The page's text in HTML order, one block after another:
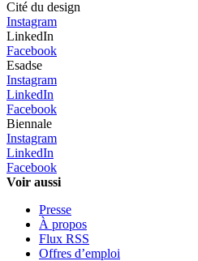
Cité du design
Instagram
LinkedIn
Facebook
Esadse
Instagram
LinkedIn
Facebook
Biennale
Instagram
LinkedIn
Facebook
Voir aussi
Presse
À propos
Flux RSS
Offres d’emploi